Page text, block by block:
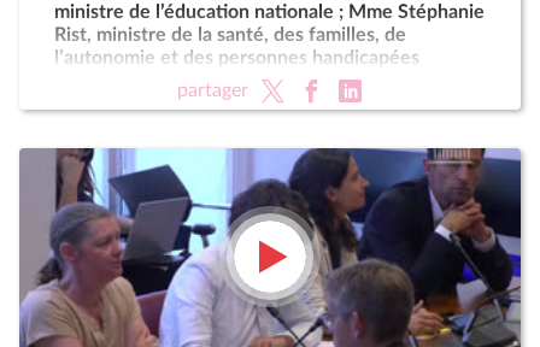
ministre de l’éducation nationale ; Mme Stéphanie
Rist, ministre de la santé, des familles, de
l’autonomie et des personnes handicapées
partager